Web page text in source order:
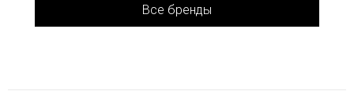
Все бренды